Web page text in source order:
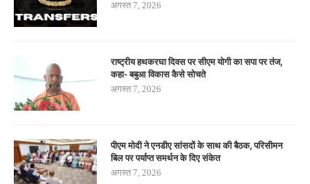
अगस्त 7, 2026
राष्ट्रीय हथकरघा दिवस पर सीएम योगी का सपा पर तंज,
कहा- बबुआ विकास कैसे सोचते
अगस्त 7, 2026
पीएम मोदी ने एनडीए सांसदों के साथ की बैठक, परिसीमन
बिल पर पर्याप्त समर्थन के दिए संकेत
अगस्त 7, 2026